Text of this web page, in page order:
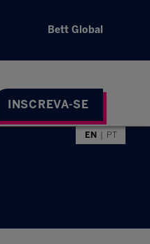
Bett Global
INSCREVA-SE
EN PT